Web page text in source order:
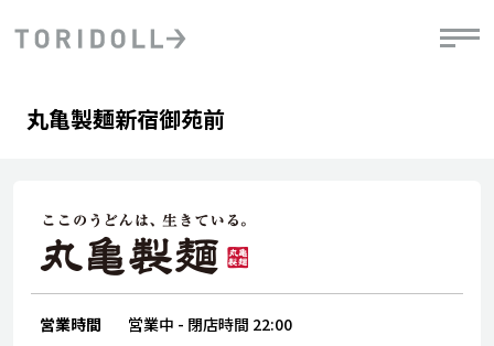
会社情報
PRニュース
中長期経営計画
デジタルトランス
フォーメーション戦略
DXビジョン2028
ライブラリ
粟田社長が語る
トリドールのサステナビリティ
ステークホルダーとの
丸亀製麺新宿御苑前
営業時間 営業中 - 閉店時間 22:00